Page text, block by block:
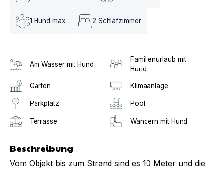
1 Hund max. 2 Schlafzimmer
Am Wasser mit Hund
Familienurlaub mit
Hund
Garten Klimaanlage
Parkplatz Pool
Terrasse Wandern mit Hund
Beschreibung
Vom Objekt bis zum Strand sind es 10 Meter und die